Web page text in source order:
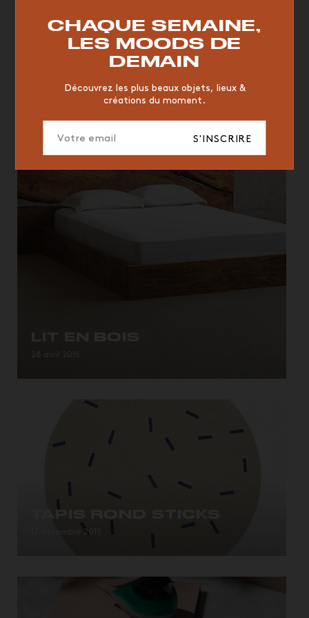
TAPIS ROND STICKS
Magnifique Tapis rond à motifs batonnets bleu, 100
17 décembre 2015
CHAQUE SEMAINE,
LES MOODS DE
DEMAIN
Découvrez les plus beaux objets, lieux &
créations du moment.
S'INSCRIRE
RESTAURANT VINTAGE MOODBOARD
BOIS
JAUNE
HÔTEL
ORGANIQUE
MEMPHIS ÉDITIONS
VASE
ICONIC
2023